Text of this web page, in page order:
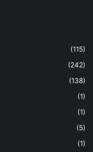
(115)
(242)
(138)
(1)
(1)
(5)
(1)